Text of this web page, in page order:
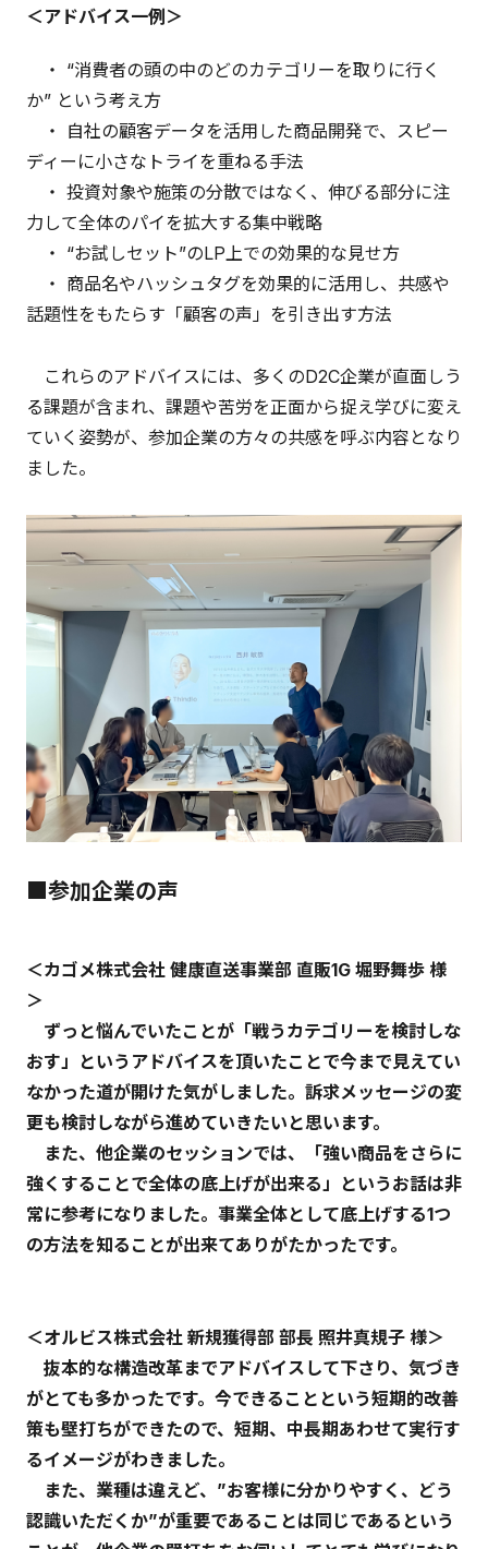
＜アドバイス一例＞
・ “消費者の頭の中のどのカテゴリーを取りに行く
か” という考え方
・ 自社の顧客データを活用した商品開発で、スピー
ディーに小さなトライを重ねる手法
・ 投資対象や施策の分散ではなく、伸びる部分に注
力して全体のパイを拡大する集中戦略
・ “お試しセット”のLP上での効果的な見せ方
・ 商品名やハッシュタグを効果的に活用し、共感や
話題性をもたらす「顧客の声」を引き出す方法
これらのアドバイスには、多くのD2C企業が直面しう
る課題が含まれ、課題や苦労を正面から捉え学びに変え
ていく姿勢が、参加企業の方々の共感を呼ぶ内容となり
ました。
■参加企業の声
＜カゴメ株式会社 健康直送事業部 直販1G 堀野舞歩 様
＞
ずっと悩んでいたことが「戦うカテゴリーを検討しな
おす」というアドバイスを頂いたことで今まで見えてい
なかった道が開けた気がしました。訴求メッセージの変
更も検討しながら進めていきたいと思います。
また、他企業のセッションでは、「強い商品をさらに
強くすることで全体の底上げが出来る」というお話は非
常に参考になりました。事業全体として底上げする1つ
の方法を知ることが出来てありがたかったです。
＜オルビス株式会社 新規獲得部 部長 照井真規子 様＞
抜本的な構造改革までアドバイスして下さり、気づき
がとても多かったです。今できることという短期的改善
策も壁打ちができたので、短期、中長期あわせて実行す
るイメージがわきました。
また、業種は違えど、”お客様に分かりやすく、どう
認識いただくか”が重要であることは同じであるという